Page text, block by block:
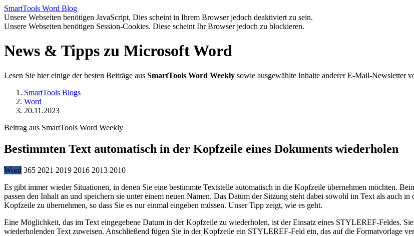
SmartTools Word Blog
Unsere Webseiten benötigen JavaScript. Dies scheint in Ihrem Browser jedoch deaktiviert zu sein.
Unsere Webseiten benötigen Session-Cookies. Diese scheint Ihr Browser jedoch zu blockieren.
News & Tipps zu Microsoft Word
Lesen Sie hier einige der besten Beiträge aus SmartTools Word Weekly sowie ausgewählte Inhalte anderer E-Mail-Newsletter
SmartTools Blogs
Word
20.11.2023
Beitrag aus SmartTools Word Weekly
Bestimmten Text automatisch in der Kopfzeile eines Dokuments wiederholen
Word 365 2021 2019 2016 2013 2010
Es gibt immer wieder Situationen, in denen Sie eine bestimmte Textstelle automatisch in die Kopfzeile übernehmen möchten.
passen den Inhalt an und speichern sie unter einem neuen Namen. Das Datum der Sitzung steht dabei sowohl im Text als auch
Kopfzeile zu übernehmen, so dass Sie es nur einmal eingeben müssen. Unser Tipp zeigt, wie es geht.
Eine Möglichkeit, das im Text eingegebene Datum in der Kopfzeile zu wiederholen, ist der Einsatz eines STYLEREF-Feldes.
wiederholenden Text zuweisen. Anschließend fügen Sie in der Kopfzeile ein STYLEREF-Feld ein, das auf die Formatvorlage